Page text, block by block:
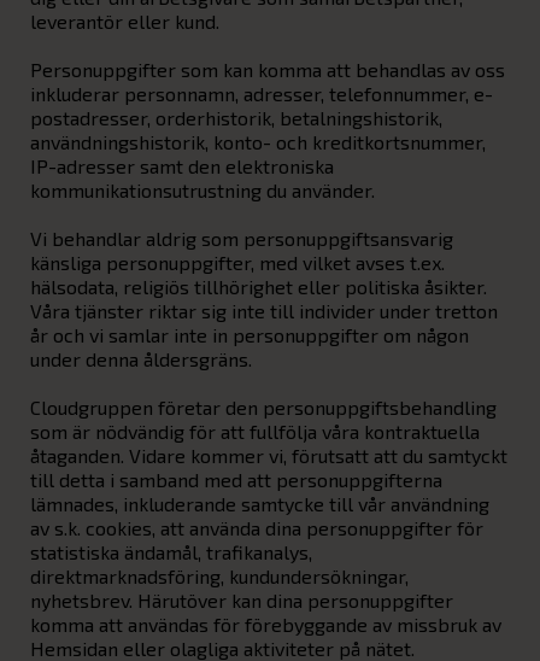
leverantör eller kund.
Personuppgifter som kan komma att behandlas av oss
inkluderar personnamn, adresser, telefonnummer, e-
postadresser, orderhistorik, betalningshistorik,
användningshistorik, konto- och kreditkortsnummer,
IP-adresser samt den elektroniska
kommunikationsutrustning du använder.
Vi behandlar aldrig som personuppgiftsansvarig
känsliga personuppgifter, med vilket avses t.ex.
hälsodata, religiös tillhörighet eller politiska åsikter.
Våra tjänster riktar sig inte till individer under tretton
år och vi samlar inte in personuppgifter om någon
under denna åldersgräns.
Cloudgruppen företar den personuppgiftsbehandling
som är nödvändig för att fullfölja våra kontraktuella
åtaganden. Vidare kommer vi, förutsatt att du samtyckt
till detta i samband med att personuppgifterna
lämnades, inkluderande samtycke till vår användning
av s.k. cookies, att använda dina personuppgifter för
statistiska ändamål, trafikanalys,
direktmarknadsföring, kundundersökningar,
nyhetsbrev. Härutöver kan dina personuppgifter
komma att användas för förebyggande av missbruk av
Hemsidan eller olagliga aktiviteter på nätet.